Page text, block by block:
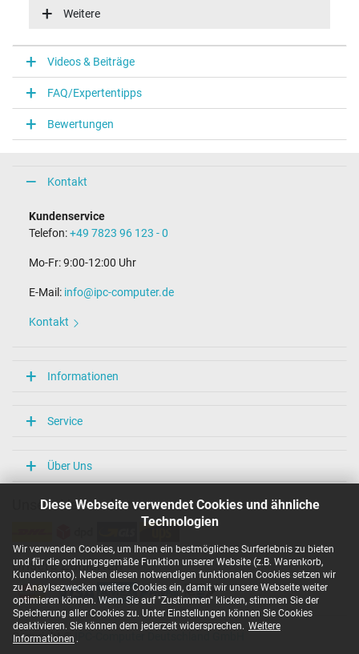
Diese Webseite verwendet Cookies und ähnliche
Technologien
Wir verwenden Cookies, um Ihnen ein bestmögliches Surferlebnis zu bieten
und für die ordnungsgemäße Funktion unserer Website (z.B. Warenkorb,
Kundenkonto). Neben diesen notwendigen funktionalen Cookies setzen wir
zu Anaylsezwecken weitere Cookies ein, damit wir unsere Webseite weiter
optimieren können. Wenn Sie auf "Zustimmen" klicken, stimmen Sie der
Speicherung aller Cookies zu. Unter Einstellungen können Sie Cookies
deaktivieren. Sie können dem jederzeit widersprechen. Weitere
Informationen .
100-240V / 50-60Hz
Notebook Stecker
Steckertyp / -form
rund / –
Steckerlänge (mm)
11,0 mm
5,5 mm / 2,5 mm
Länge Anschlusskabel (m) (ca.)
1.75 m
Maße
Länge / Breite / Höhe
Überlast-, kurzschluss- und überhitzungsgeschützt
CCC
PSE
TÜV Geprüfte Sicherheit
UL Nachhaltigkeit
Ukraine Safety
Kategorisierung
Kategorie
Netzteil
Weitere
Videos & Beiträge
FAQ/Expertentipps
Bewertungen
Kontakt
Kundenservice
Telefon:+49 7823 96 123 - 0
Mo-Fr: 9:00-12:00 Uhr
E-Mail: info@ipc-computer.de
Kontakt
Informationen
Service
Über Uns
Unsere Versandarten
Unsere Zahlarten
Copyright ©